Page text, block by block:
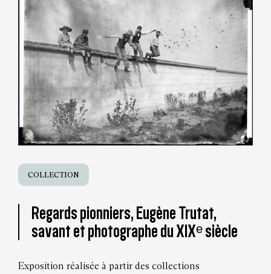
COLLECTION
Regards pionniers, Eugène Trutat,
savant et photographe du XIXᵉ siècle
Exposition réalisée à partir des collections